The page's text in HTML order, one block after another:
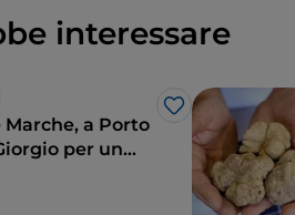
interessare
Like
Marche, a Porto
per un